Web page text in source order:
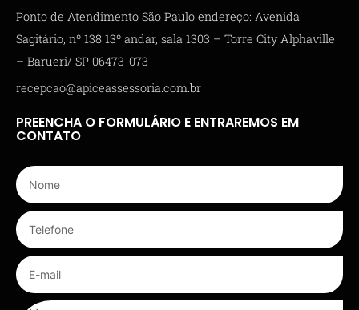
Ponto de Atendimento São Paulo endereço: Avenida
Sagitário, nº 138 13º andar, sala 1303 – Torre City Alphaville
– Barueri/ SP 06473-073
recepcao@apiceassessoria.com.br
PREENCHA O FORMULÁRIO E ENTRAREMOS EM
CONTATO